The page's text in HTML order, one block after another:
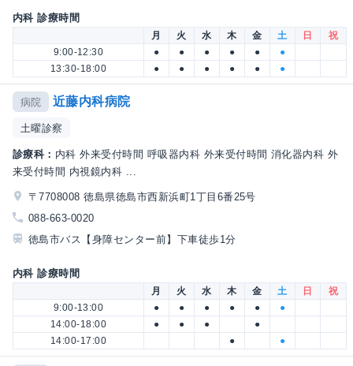
内科 診療時間
月 火 水 木 金 土 日
祝
9:00-12:30
● ● ● ● ●
●
13:30-18:00
● ● ● ● ● ●
病院 近藤内科病院
土曜診察
診療科： 内科 外来受付時間 呼吸器内科 外来受付時間 消化器内科 外
来受付時間 内視鏡内科 ...
〒7708008 徳島県徳島市西新浜町1丁目6番25号
088-663-0020
徳島市バス【身障センター前】下車徒歩1分
内科 診療時間
月 火 水 木 金 土 日
祝
9:00-13:00
● ● ● ● ●
●
14:00-18:00
● ● ●
●
14:00-17:00
● ●